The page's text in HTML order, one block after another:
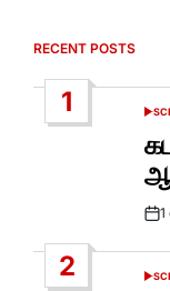
RECENT POSTS
1
Post
1
2